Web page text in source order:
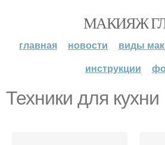
МАКИЯЖ
главная новости виды
инструкции
Техники для кухни